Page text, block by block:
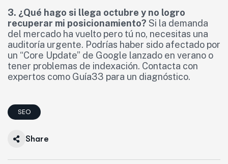
3. ¿Qué hago si llega octubre y no logro
recuperar mi posicionamiento? Si la demanda
del mercado ha vuelto pero tú no, necesitas una
auditoría urgente. Podrías haber sido afectado por
un “Core Update” de Google lanzado en verano o
tener problemas de indexación. Contacta con
expertos como Guía33 para un diagnóstico.
SEO
Share